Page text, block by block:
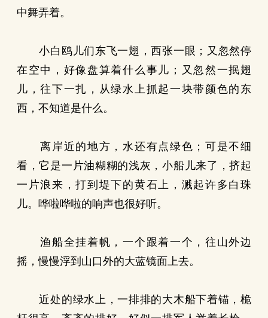
中舞弄着。
小白鸥儿们东飞一翅，西张一眼；又忽然停
在空中，好像盘算着什么事儿；又忽然一抿翅
儿，往下一扎，从绿水上抓起一块带颜色的东
西，不知道是什么。
离岸近的地方，水还有点绿色；可是不细
看，它是一片油糊糊的浅灰，小船儿来了，挤起
一片浪来，打到堤下的黄石上，溅起许多白珠
儿。哗啦哗啦的响声也很好听。
渔船全挂着帆，一个跟着一个，往山外边
摇，慢慢浮到山口外的大蓝镜面上去。
近处的绿水上，一排排的大木船下着锚，桅